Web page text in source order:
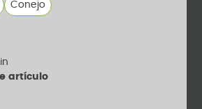
Conejo
artículo